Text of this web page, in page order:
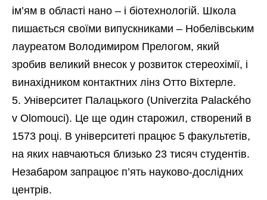
ім’ям в області нано – і біотехнологій. Школа
пишається своїми випускниками – Нобелівським
лауреатом Володимиром Прелогом, який
зробив великий внесок у розвиток стереохімії, і
винахідником контактних лінз Отто Віхтерле.
Університет Палацького (Univerzita Palackého
v Olomouci). Це ще один старожил, створений в
1573 році. В університеті працює 5 факультетів,
на яких навчаються близько 23 тисяч студентів.
Незабаром запрацює п’ять науково-дослідних
центрів.